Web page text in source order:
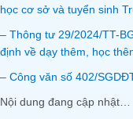
học cơ sở và tuyển sinh
– Thông tư 29/2024/TT-
định về dạy thêm, học
– Công văn số 402/
Nội dung đang cập nhật…